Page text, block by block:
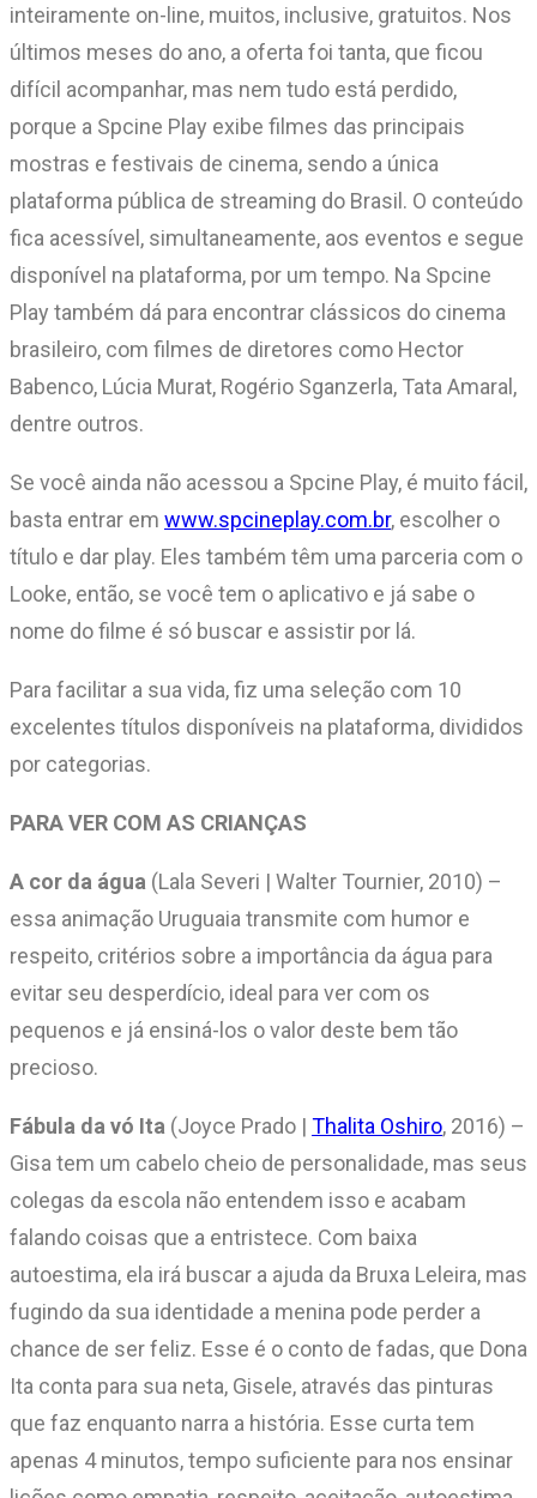
inteiramente on-line, muitos, inclusive, gratuitos. Nos
últimos meses do ano, a oferta foi tanta, que ficou
difícil acompanhar, mas nem tudo está perdido,
porque a Spcine Play exibe filmes das principais
mostras e festivais de cinema, sendo a única
plataforma pública de streaming do Brasil. O conteúdo
fica acessível, simultaneamente, aos eventos e segue
disponível na plataforma, por um tempo. Na Spcine
Play também dá para encontrar clássicos do cinema
brasileiro, com filmes de diretores como Hector
Babenco, Lúcia Murat, Rogério Sganzerla, Tata Amaral,
dentre outros.
Se você ainda não acessou a Spcine Play, é muito fácil,
basta entrar em www.spcineplay.com.br, escolher o
título e dar play. Eles também têm uma parceria com o
Looke, então, se você tem o aplicativo e já sabe o
nome do filme é só buscar e assistir por lá.
Para facilitar a sua vida, fiz uma seleção com 10
excelentes títulos disponíveis na plataforma, divididos
por categorias.
PARA VER COM AS CRIANÇAS
A cor da água (Lala Severi | Walter Tournier, 2010) –
essa animação Uruguaia transmite com humor e
respeito, critérios sobre a importância da água para
evitar seu desperdício, ideal para ver com os
pequenos e já ensiná-los o valor deste bem tão
precioso.
Fábula da vó Ita (Joyce Prado | Thalita Oshiro, 2016) –
Gisa tem um cabelo cheio de personalidade, mas seus
colegas da escola não entendem isso e acabam
falando coisas que a entristece. Com baixa
autoestima, ela irá buscar a ajuda da Bruxa Leleira, mas
fugindo da sua identidade a menina pode perder a
chance de ser feliz. Esse é o conto de fadas, que Dona
Ita conta para sua neta, Gisele, através das pinturas
que faz enquanto narra a história. Esse curta tem
apenas 4 minutos, tempo suficiente para nos ensinar